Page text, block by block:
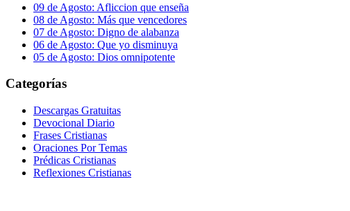
09 de Agosto: Afliccion que enseña
08 de Agosto: Más que vencedores
07 de Agosto: Digno de alabanza
06 de Agosto: Que yo disminuya
05 de Agosto: Dios omnipotente
Categorías
Descargas Gratuitas
Devocional Diario
Frases Cristianas
Oraciones Por Temas
Prédicas Cristianas
Reflexiones Cristianas